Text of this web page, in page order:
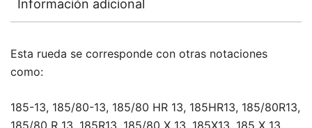
Información adicional
Esta rueda se corresponde con otras notaciones
como:
185-13, 185/80-13, 185/80 HR 13, 185HR13, 185/80R13,
185/80 R 13, 185R13, 185/80 X 13, 185X13, 185 X 13,